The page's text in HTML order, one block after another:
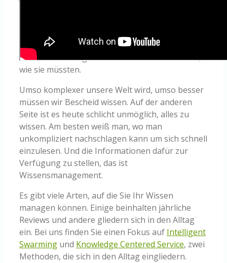
wieder andere Unternehmen sind so global, dass
ihre Mitarbeiter gar nicht so viel reisen können,
wie sie müssten.
Umso komplexer unsere Welt wird, umso besser
müssen wir Bescheid wissen. Auf der anderen
Seite ist es heute schlicht unmöglich, alles zu
wissen. Am besten weiß man, wo man
unkompliziert nachschlagen kann um sich schnell
einzulesen. Und die Informationen dafür zur
Verfügung zu stellen, das ist
Wissensmanagement.
Es gibt viele Arten, auf die Sie Ihr Wissen
managen können. Einige beinhalten jährliche
Reviews und andere gliedern sich in den Alltag
ein. Bei uns finden Sie einen Fokus auf Intelligent
Swarmingund Knowledge Centered Service, zwei
Methoden, die sich in den Alltag eingliedern.